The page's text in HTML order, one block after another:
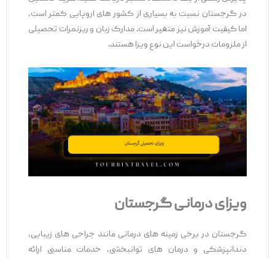
در گرجستان نسبت به بسیاری از کشور های اروپایی کمتر است،
اما کیفیت آموزش نیز متغیر است. مدارک زبان و ریزنمرات تحصیلی
از ملزومات درخواست این نوع ویزا هستند.
ویزای درمانی گرجستان
گرجستان در برخی زمینه‌ های درمانی مانند جراحی ‌های زیبایی،
دندانپزشکی و درمان ‌های توانبخشی، خدمات مناسبی ارائه